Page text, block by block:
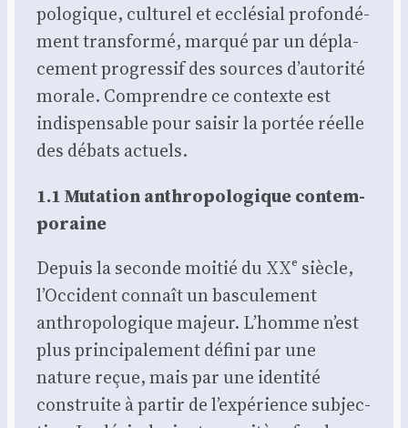
po­lo­gique, cultu­rel et ecclé­sial pro­fon­dé­
ment trans­for­mé, mar­qué par un dépla­
ce­ment pro­gres­sif des sources d’autorité
morale. Com­prendre ce contexte est
indis­pen­sable pour sai­sir la por­tée réelle
des débats actuels.
1.1 Muta­tion anthro­po­lo­gique contem­
po­raine
Depuis la seconde moi­tié du XXᵉ siècle,
l’Occident connaît un bas­cu­le­ment
anthro­po­lo­gique majeur. L’homme n’est
plus prin­ci­pa­le­ment défi­ni par une
nature reçue, mais par une iden­ti­té
construite à par­tir de l’expérience sub­jec­